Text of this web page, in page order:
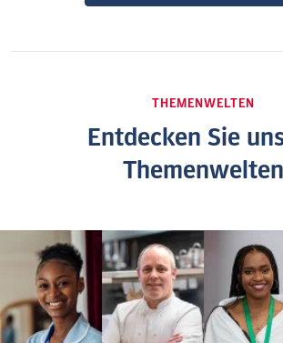
THEMENWELTEN
Entdecken Sie
Themenwelten